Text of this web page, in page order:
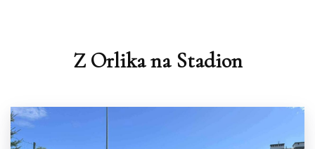
Z Orlika na Stadion